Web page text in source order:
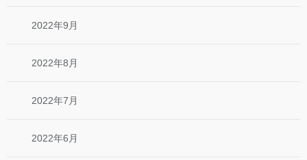
2022年9月
2022年8月
2022年7月
2022年6月